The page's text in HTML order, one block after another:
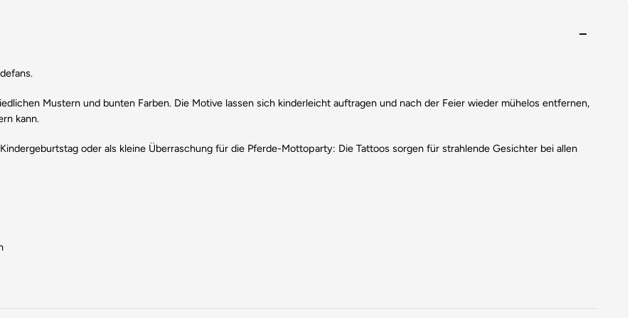
Mustern und bunten Farben. Die Motive lassen sich kinderleicht auftragen und nach der Feier wieder mühelos entfernen,
kann.
oder als kleine Überraschung für die Pferde-Mottoparty: Die Tattoos sorgen für strahlende Gesichter bei allen